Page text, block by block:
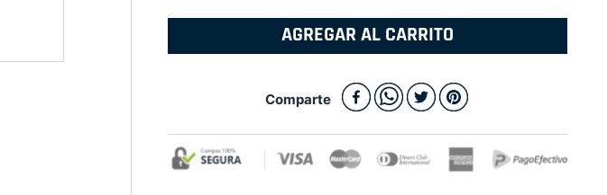
AGREGAR AL CARRITO
Comparte